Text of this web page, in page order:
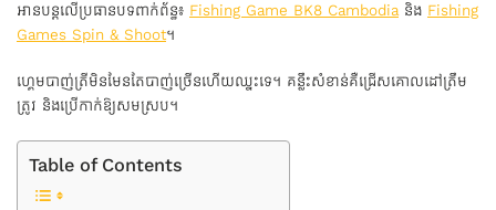
អានបន្តលើប្រធានបទពាក់ព័ន្ធ៖ Fishing Game BK8 Cambodiaនិង Fishing
Games Spin & Shoot។
ហ្គេមបាញ់ត្រីមិនមែនតែបាញ់ច្រើនហើយឈ្នះទេ។ គន្លឹះសំខាន់គឺជ្រើសគោលដៅត្រឹម
ត្រូវ និងប្រើកាក់ឱ្យសមស្រប។
Table of Contents